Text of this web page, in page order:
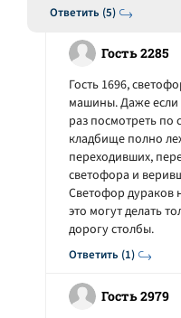
Ответить (5)
Гость 2285
Ответить (1)
Гость 1696,
машины. Даже если
раз посмотреть по
кладбище полно
переходивших,
светофора и
Светофор дураков
это могут делать
дорогу столбы.
Гость 2979